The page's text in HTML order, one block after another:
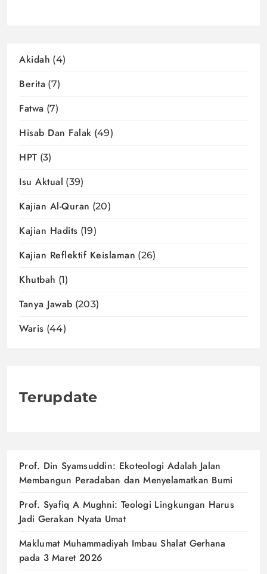
Akidah (4)
Berita (7)
Fatwa (7)
Hisab Dan Falak (49)
HPT (3)
Isu Aktual (39)
Kajian Al-Quran (20)
Kajian Hadits (19)
Kajian Reflektif Keislaman (26)
Khutbah (1)
Tanya Jawab (203)
Waris (44)
Terupdate
Prof. Din Syamsuddin: Ekoteologi Adalah Jalan
Membangun Peradaban dan Menyelamatkan Bumi
Prof. Syafiq A Mughni: Teologi Lingkungan Harus
Jadi Gerakan Nyata Umat
Maklumat Muhammadiyah Imbau Shalat Gerhana
pada 3 Maret 2026